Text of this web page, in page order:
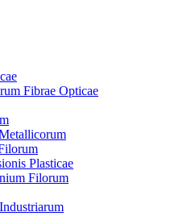
Fibrae Opticae
Plasticae
Filorum